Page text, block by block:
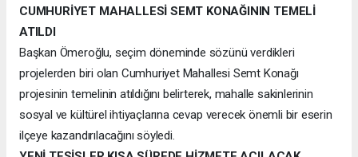
CUMHURİYET MAHALLESİ SEMT KONAĞININ TEMELİ
ATILDI
Başkan Ömeroğlu, seçim döneminde sözünü verdikleri
projelerden biri olan Cumhuriyet Mahallesi Semt Konağı
projesinin temelinin atıldığını belirterek, mahalle sakinlerinin
sosyal ve kültürel ihtiyaçlarına cevap verecek önemli bir eserin
ilçeye kazandırılacağını söyledi.